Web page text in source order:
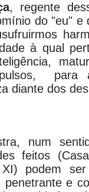
, regente
do "eu" e
à qual
para
diante dos
num
feitos
podem
penetrante e